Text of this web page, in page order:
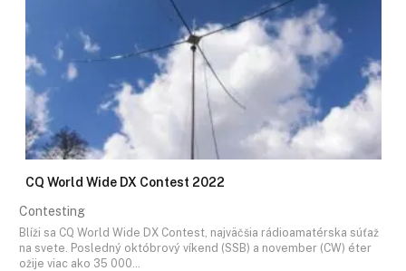
CQ World Wide DX Contest 2022
Contesting
Blíži sa CQ World Wide DX Contest, najväčšia rádioamatérska súťaž
na svete. Posledný októbrový víkend (SSB) a november (CW) éter
ožije viac ako 35 000…